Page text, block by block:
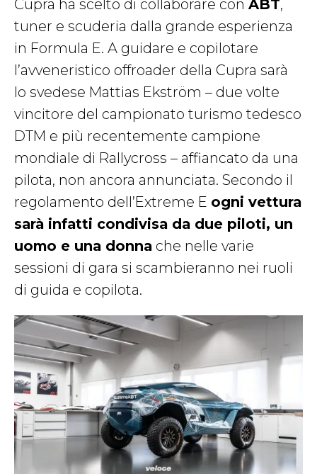
Cupra ha scelto di collaborare con ABT,
tuner e scuderia dalla grande esperienza
in Formula E. A guidare e copilotare
l’avveneristico offroader della Cupra sarà
lo svedese Mattias Ekström – due volte
vincitore del campionato turismo tedesco
DTM e più recentemente campione
mondiale di Rallycross – affiancato da una
pilota, non ancora annunciata. Secondo il
regolamento dell’Extreme E ogni vettura
sarà infatti condivisa da due piloti, un
uomo e una donna che nelle varie
sessioni di gara si scambieranno nei ruoli
di guida e copilota.